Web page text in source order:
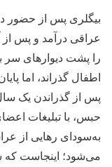
بیگلری پس از حضور
عراقی درآمد و پس
را پشت دیوارهای سر
اطفال گذراند، اما
پس از گذراندن یک
حبس، با تبلیغات
به‌سودای رهایی از
می‌شود؛ اینجاست